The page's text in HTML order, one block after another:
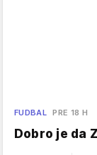
FUDBAL PRE 18 H
Dobro je da